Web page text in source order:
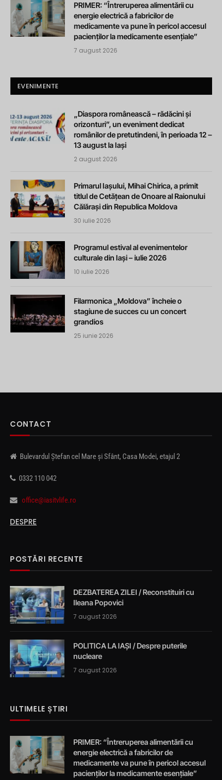
PRIMER: “Întreruperea alimentării cu
energie electrică a fabricilor de
medicamente va pune în pericol accesul
pacienților la medicamente esențiale”
7 august 2026
EVENIMENTE
„Diaspora românească – rădăcini și
orizonturi”, un eveniment dedicat
românilor de pretutindeni, în perioada 12 –
13 august la Iași
2 august 2026
Primarul Iașului, Mihai Chirica, a primit
titlul de Cetățean de Onoare al Raionului
Călărași din Republica Moldova
30 iulie 2026
Programul estival al evenimentelor
culturale din Iași – iulie 2026
10 iulie 2026
Filarmonica „Moldova” încheie o
stagiune de succes cu un concert
grandios
25 iunie 2026
CONTACT
Bulevardul Ștefan cel Mare și Sfânt, Casa Modei, etajul 2
0332 110 042
office@iasitvlife.ro
DESPRE
POSTĂRI RECENTE
DEZBATEREA ZILEI / Reconstituiri cu
Ileana Popovici
7 august 2026
POLITICA LA IAȘI / Despre puterile
nucleare
7 august 2026
ULTIMELE ȘTIRI
PRIMER: “Întreruperea alimentării cu
energie electrică a fabricilor de
medicamente va pune în pericol accesul
pacienților la medicamente esențiale”